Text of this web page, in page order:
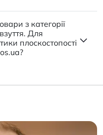
з категорії
Для
плоскостопості